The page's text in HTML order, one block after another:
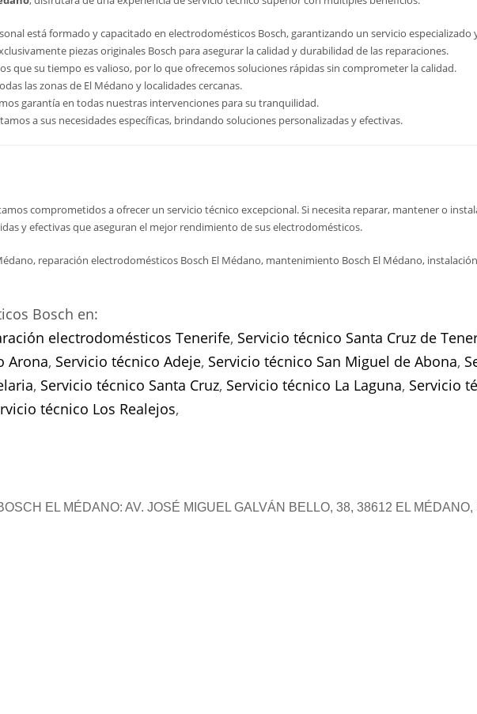
está formado y capacitado en electrodomésticos Bosch, garantizando un servicio especializado
piezas originales Bosch para asegurar la calidad y durabilidad de las reparaciones.
que su tiempo es valioso, por lo que ofrecemos soluciones rápidas sin comprometer la calidad.
las zonas de El Médano y localidades cercanas.
garantía en todas nuestras intervenciones para su tranquilidad.
a sus necesidades específicas, brindando soluciones personalizadas y efectivas.
comprometidos a ofrecer un servicio técnico excepcional. Si necesita reparar, mantener o
y efectivas que aseguran el mejor rendimiento de sus electrodomésticos.
reparación electrodomésticos Bosch El Médano, mantenimiento Bosch El Médano,
Bosch en:
electrodomésticos Tenerife, Servicio técnico Santa Cruz de
Arona, Servicio técnico Adeje, Servicio técnico San Miguel de Abona,
, Servicio técnico Santa Cruz, Servicio técnico La Laguna, Servicio
técnico Los Realejos,
EL MÉDANO: AV. JOSÉ MIGUEL GALVÁN BELLO, 38, 38612 EL